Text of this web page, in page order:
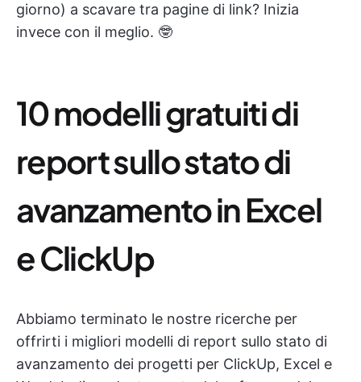
giorno) a scavare tra pagine di link? Inizia
invece con il meglio. 🤓
10 modelli gratuiti di
report sullo stato di
avanzamento in Excel
e ClickUp
Abbiamo terminato le nostre ricerche per
offrirti i migliori modelli di report sullo stato di
avanzamento dei progetti per ClickUp, Excel e